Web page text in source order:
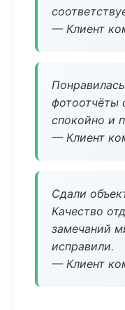
— Клиент
фотоотчёты
спокойно и
— Клиент
Сдали
Качество
замечаний
исправили.
— Клиент